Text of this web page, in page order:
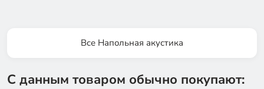
Все Напольная акустика
С данным товаром обычно покупают: